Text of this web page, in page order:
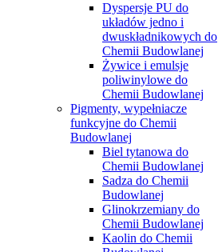
Dyspersje PU do
układów jedno i
dwuskładnikowych do
Chemii Budowlanej
Żywice i emulsje
poliwinylowe do
Chemii Budowlanej
Pigmenty, wypełniacze
funkcyjne do Chemii
Budowlanej
Biel tytanowa do
Chemii Budowlanej
Sadza do Chemii
Budowlanej
Glinokrzemiany do
Chemii Budowlanej
Kaolin do Chemii